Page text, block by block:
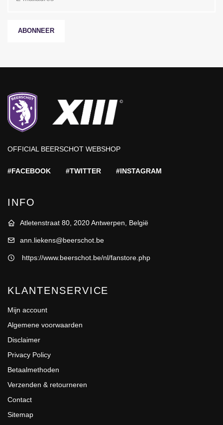
ABONNEER
OFFICIAL BEERSCHOT WEBSHOP
#FACEBOOK #TWITTER #INSTAGRAM
INFO
Atletenstraat 80, 2020 Antwerpen, België
ann.liekens@beerschot.be
https://www.beerschot.be/nl/fanstore.php
KLANTENSERVICE
Mijn account
Algemene voorwaarden
Disclaimer
Privacy Policy
Betaalmethoden
Verzenden & retourneren
Contact
Sitemap